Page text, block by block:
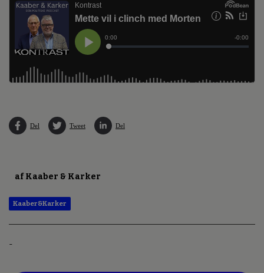
Del Tweet Del
af Kaaber & Karker
Kaaber&Karker
-